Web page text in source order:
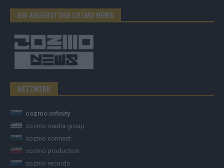
EIN ANGEBOT DER COZMO NEWS
NETZWERK
cozmo infinity
cozmo media group
cozmo connect
cozmo production
cozmo records